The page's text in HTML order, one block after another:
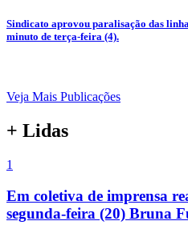
Sindicato aprovou paralisação das
minuto de terça-feira (4).
Veja Mais Publicações
+ Lidas
1
Em coletiva de imprensa
segunda-feira (20) Bruna